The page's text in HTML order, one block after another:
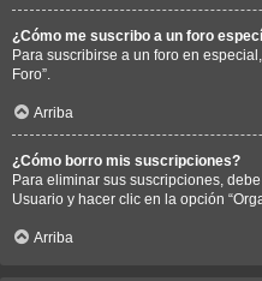
¿Cómo me suscribo a un foro
Para suscribirse a un foro en
Foro”.
Arriba
¿Cómo borro mis suscripciones?
Para eliminar sus suscripciones,
Usuario y hacer clic en la opción
Arriba